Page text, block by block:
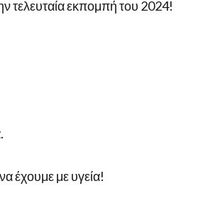
τελευταία εκπομπή του 2024!
έχουμε με υγεία!